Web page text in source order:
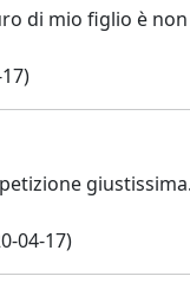
di mio figlio è
giustissima.
04-17)